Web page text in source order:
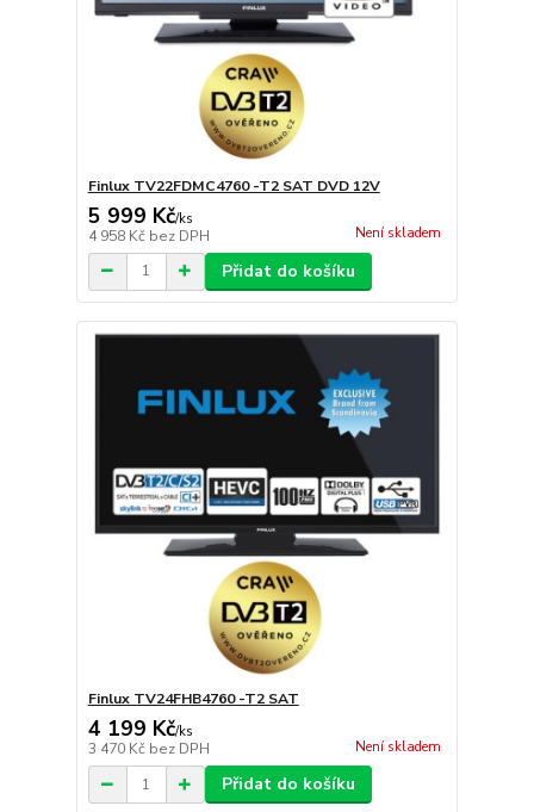
Finlux TV22FDMC4760 -T2 SAT DVD 12V
5 999 Kč/ks
4 958 Kč bez DPH Není skladem
Přidat do košíku
Finlux TV24FHB4760 -T2 SAT
4 199 Kč/ks
3 470 Kč bez DPH Není skladem
Přidat do košíku